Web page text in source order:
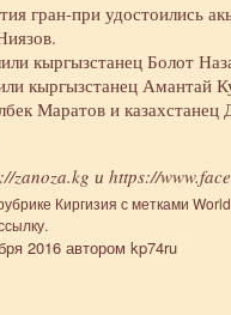
гран‑при удостоились
кыргызстанец Болот
кыргызстанец Амантай
Маратов и казахстанец
zanoza.kg и https://
Киргизия с метками
.
2016 автором kp74ru